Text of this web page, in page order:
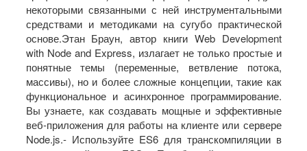
некоторыми связанными с ней инструментальными
средствами и методиками на сугубо практической
основе.Этан Браун, автор книги Web Development
with Node and Express, излагает не только простые и
понятные темы (переменные, ветвление потока,
массивы), но и более сложные концепции, такие как
функциональное и асинхронное программирование.
Вы узнаете, как создавать мощные и эффективные
веб-приложения для работы на клиенте или сервере
Node.js.- Используйте ES6 для транскомпиляции в